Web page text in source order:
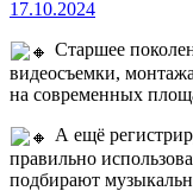
17.10.2024
Старшее
видеосъемки,
на современных
А ещё
правильно
подбирают